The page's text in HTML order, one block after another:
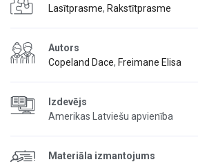
Lasītprasme, Rakstītprasme
Autors
Copeland Dace, Freimane Elisa
Izdevējs
Amerikas Latviešu apvienība
Materiāla izmantojums